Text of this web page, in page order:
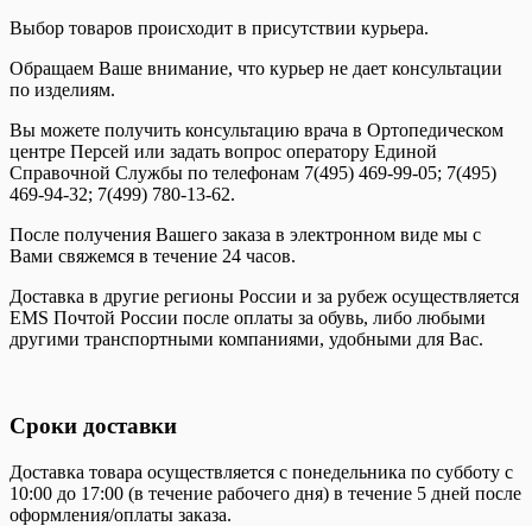
Выбор товаров происходит в присутствии курьера.
Обращаем Ваше внимание, что курьер не дает консультации
по изделиям.
Вы можете получить консультацию врача в Ортопедическом
центре Персей или задать вопрос оператору Единой
Справочной Службы по телефонам 7(495) 469-99-05; 7(495)
469-94-32; 7(499) 780-13-62.
После получения Вашего заказа в электронном виде мы с
Вами свяжемся в течение 24 часов.
Доставка в другие регионы России и за рубеж осуществляется
EMS Почтой России после оплаты за обувь, либо любыми
другими транспортными компаниями, удобными для Вас.
Сроки доставки
Доставка товара осуществляется с понедельника по субботу с
10:00 до 17:00 (в течение рабочего дня) в течение 5 дней после
оформления/оплаты заказа.